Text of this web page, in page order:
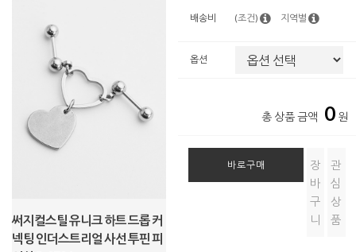
써지컬스틸 유니크 하트 드롭 커
넥팅 인더스트리얼 사선 투핀 피
배송비 (조건) 지역별
옵션
총 상품 금액 0 원
바로구매
장
바
구
니
관
심
상
품